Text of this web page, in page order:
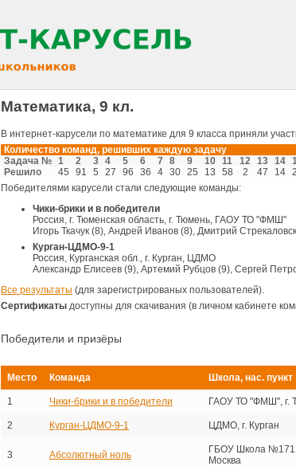
Математика, 9 кл.
В интернет-карусели по математике для 9 класса приняли
Количество команд, решивших каждую задачу
Задача № 1 2 3 4 5 6 7 8 9 10 11 12 13 14
Решило
45 91 5 27 96 36 4 30 25 13 58 2 47 14
Победителями карусели стали следующие команды:
Чики-брики и в победители
Россия, г. Тюменская область, г. Тюмень, ГАОУ ТО "ФМШ"
Игорь Ткачук (8), Андрей Иванов (8), Дмитрий
Курган-ЦДМО-9-1
Россия, Курганская обл., г. Курган, ЦДМО
Александр Елисеев (9), Артемий Рубцов (9), Сергей
Все результаты (для зарегистрированых пользователей).
Сертификаты доступны для скачивания (в личном кабинете
Победители и призёры
Место Команда Школа, нас. пункт
1 Чики-брики и в победители ГАОУ ТО "ФМШ", г.
2 Курган-ЦДМО-9-1 ЦДМО, г. Курган
3 Абсолютный ноль
ГБОУ Школа №171
Москва